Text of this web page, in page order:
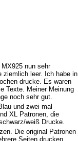
nun sehr
ziemlich leer. Ich habe in
drucke. Es waren
Texte. Meiner Meinung
noch sehr gut.
und zwei mal
XL Patronen, die
weiß Drucke.
Die original Patronen
Seiten drucken